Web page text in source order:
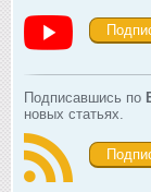
Подписавшись по
новых статьях.